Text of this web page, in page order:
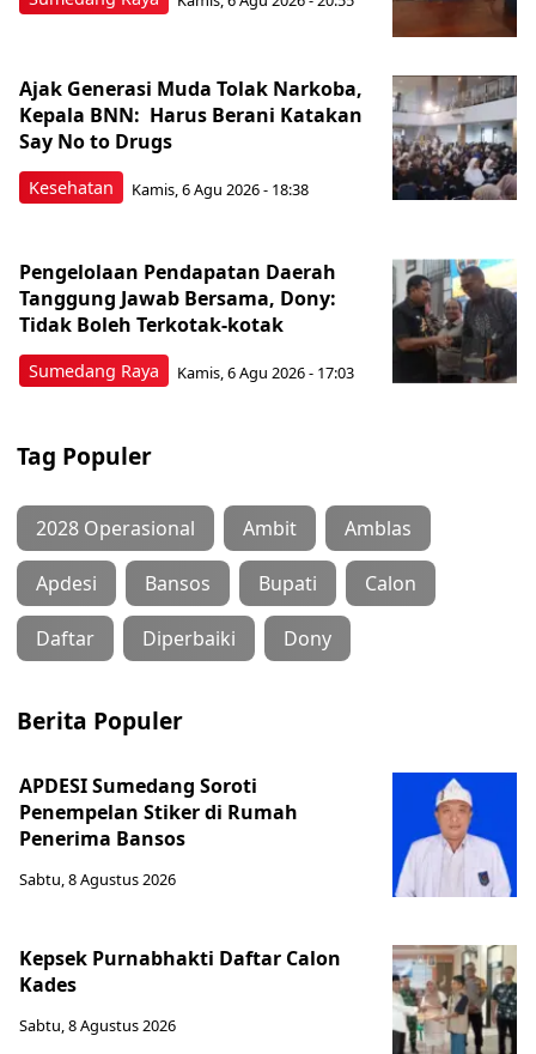
Kesehatan
Ajak Generasi Muda Tolak Narkoba,
Kepala BNN: Harus Berani Katakan
Say No to Drugs
Kamis, 6 Agu 2026 - 18:38
Sumedang Raya
Pengelolaan Pendapatan Daerah
Tanggung Jawab Bersama, Dony:
Tidak Boleh Terkotak-kotak
Kamis, 6 Agu 2026 - 17:03
Tag Populer
2028 Operasional Ambit Amblas
Apdesi Bansos Bupati Calon
Daftar Diperbaiki Dony
Berita Populer
APDESI Sumedang Soroti
Penempelan Stiker di Rumah
Penerima Bansos
Sabtu, 8 Agustus 2026
Kepsek Purnabhakti Daftar Calon
Kades
Sabtu, 8 Agustus 2026